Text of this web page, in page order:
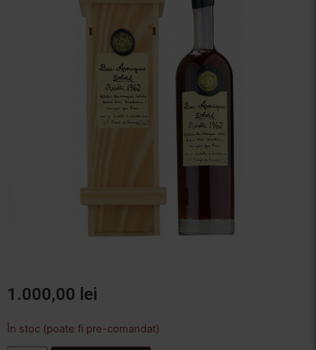
Vinuri Spumante
1.000,00 lei
În stoc (poate fi pre-comandat)